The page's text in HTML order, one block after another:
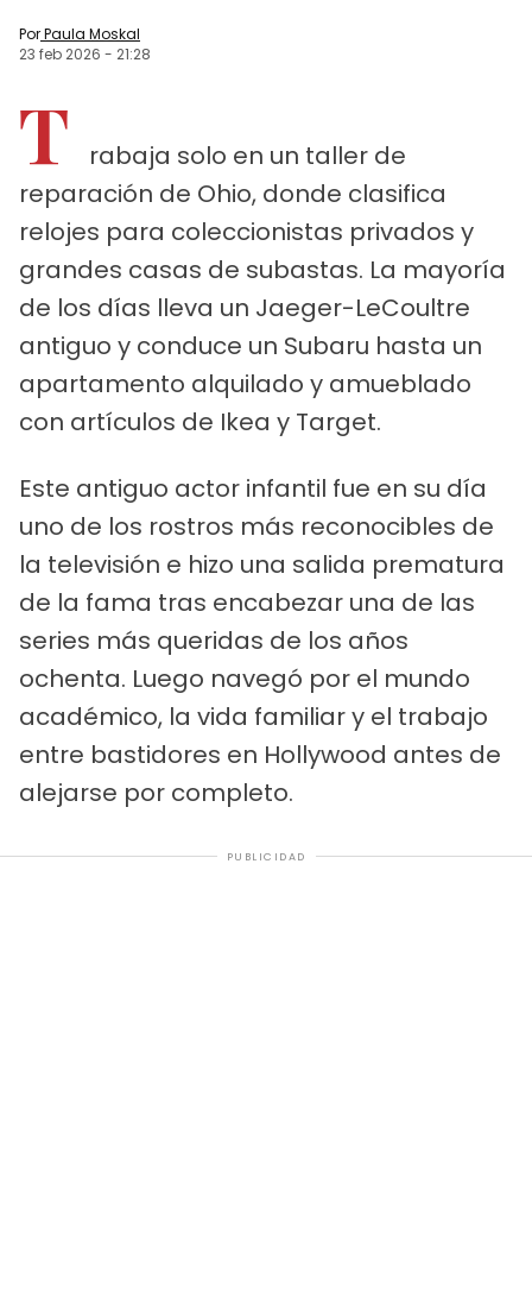
PorPaula Moskal
23 feb 2026 - 21:28
T
rabaja solo en un taller de
reparación de Ohio, donde clasifica
relojes para coleccionistas privados y
grandes casas de subastas. La mayoría
de los días lleva un Jaeger-LeCoultre
antiguo y conduce un Subaru hasta un
apartamento alquilado y amueblado
con artículos de Ikea y Target.
Este antiguo actor infantil fue en su día
uno de los rostros más reconocibles de
la televisión e hizo una salida prematura
de la fama tras encabezar una de las
series más queridas de los años
ochenta. Luego navegó por el mundo
académico, la vida familiar y el trabajo
entre bastidores en Hollywood antes de
alejarse por completo.
PUBLICIDAD